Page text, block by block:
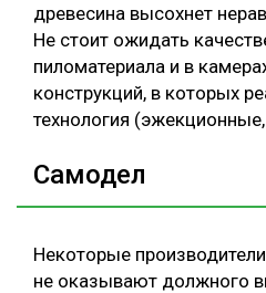
древесина высохнет
Не стоит ожидать
пиломатериала и в
конструкций, в которых
технология
Самодел
Некоторые
не оказывают должного